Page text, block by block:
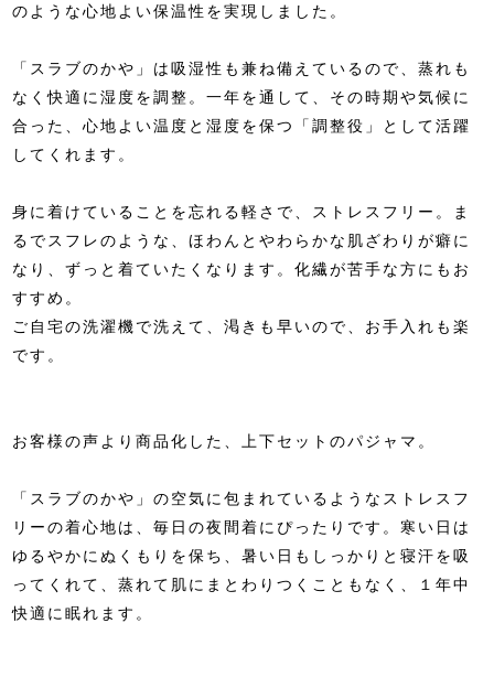
のような心地よい保温性を実現しました。
「スラブのかや」は吸湿性も兼ね備えているので、蒸れも
なく快適に湿度を調整。一年を通して、その時期や気候に
合った、心地よい温度と湿度を保つ「調整役」として活躍
してくれます。
身に着けていることを忘れる軽さで、ストレスフリー。ま
るでスフレのような、ほわんとやわらかな肌ざわりが癖に
なり、ずっと着ていたくなります。化繊が苦手な方にもお
すすめ。
ご自宅の洗濯機で洗えて、渇きも早いので、お手入れも楽
です。
お客様の声より商品化した、上下セットのパジャマ。
「スラブのかや」の空気に包まれているようなストレスフ
リーの着心地は、毎日の夜間着にぴったりです。寒い日は
ゆるやかにぬくもりを保ち、暑い日もしっかりと寝汗を吸
ってくれて、蒸れて肌にまとわりつくこともなく、１年中
快適に眠れます。